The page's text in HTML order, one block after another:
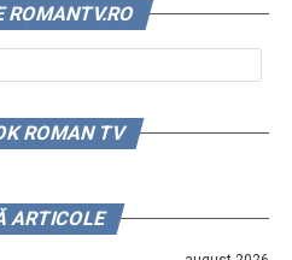
ROMANTV.RO
ROMAN TV
ARTICOLE